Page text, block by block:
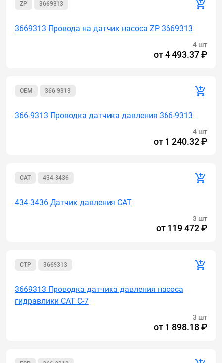
ZP 3669313
3669313 Провода на датчик насоса ZP 3669313
4 шт
от4 493.37 ₽
OEM 366-9313
366-9313 Проводка датчика давления 366-9313
4 шт
от 1 240.32 ₽
CAT 434-3436
434-3436 Датчик давления CAT
3 шт
от 119 472 ₽
CTP 3669313
3669313 Проводка датчика давления насоса
гидравлики CAT C-7
3 шт
от 1 898.18 ₽